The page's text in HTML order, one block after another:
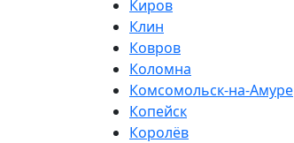
Киров
Клин
Ковров
Коломна
Комсомольск-на-Амуре
Копейск
Королёв